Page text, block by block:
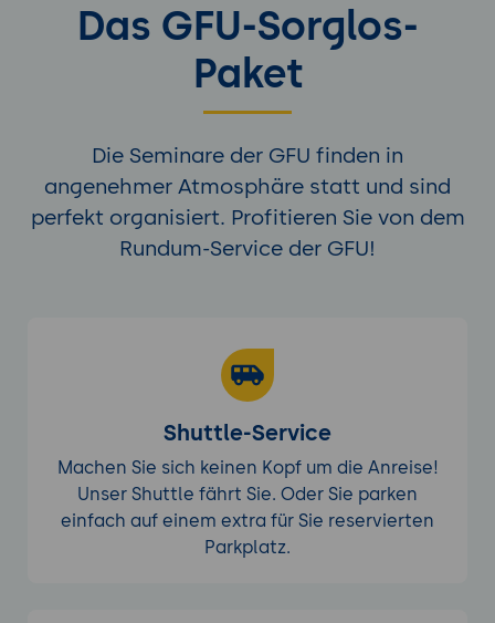
Das GFU-Sorglos-
Paket
Die Seminare der GFU finden in
angenehmer Atmosphäre statt und sind
perfekt organisiert. Profitieren Sie von dem
Rundum-Service der GFU!
Shuttle-Service
Machen Sie sich keinen Kopf um die Anreise!
Unser Shuttle fährt Sie. Oder Sie parken
einfach auf einem extra für Sie reservierten
Parkplatz.